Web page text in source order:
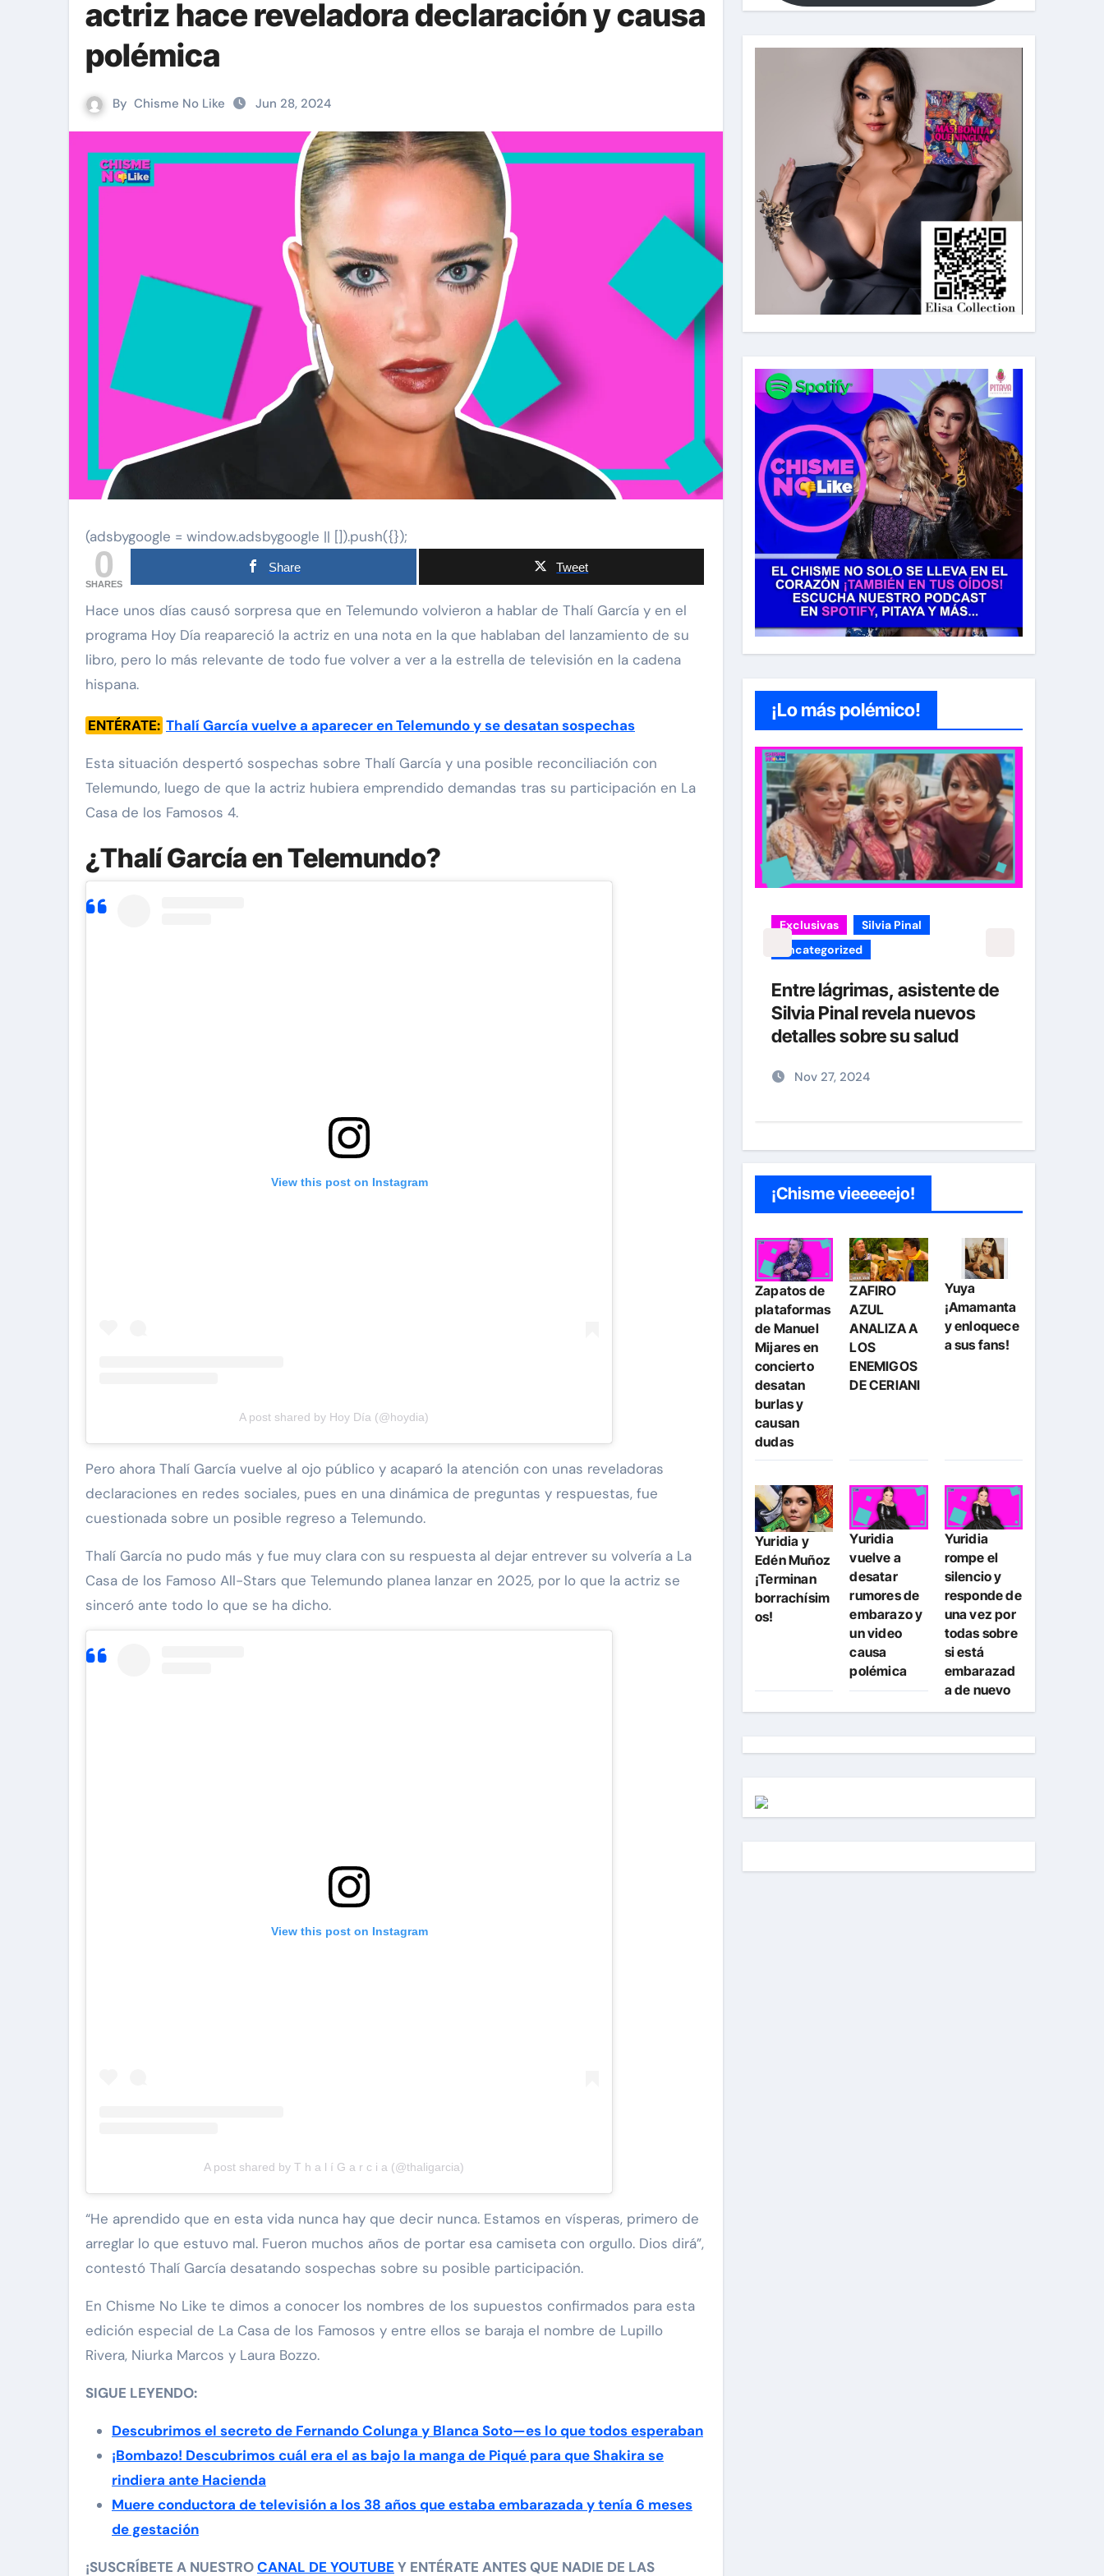
actriz hace reveladora declaración y causa
polémica
By Chisme No Like Jun 28, 2024
(adsbygoogle = window.adsbygoogle || []).push({});
0
SHARES
Share Tweet
Hace unos días causó sorpresa que en Telemundo volvieron a hablar de Thalí García y en el
programa Hoy Día reapareció la actriz en una nota en la que hablaban del lanzamiento de su
libro, pero lo más relevante de todo fue volver a ver a la estrella de televisión en la cadena
hispana.
ENTÉRATE: Thalí García vuelve a aparecer en Telemundo y se desatan sospechas
Esta situación despertó sospechas sobre Thalí García y una posible reconciliación con
Telemundo, luego de que la actriz hubiera emprendido demandas tras su participación en La
Casa de los Famosos 4.
¿Thalí García en Telemundo?
View this post on Instagram
A post shared by Hoy Día (@hoydia)
Pero ahora Thalí García vuelve al ojo público y acaparó la atención con unas reveladoras
declaraciones en redes sociales, pues en una dinámica de preguntas y respuestas, fue
cuestionada sobre un posible regreso a Telemundo.
Thalí García no pudo más y fue muy clara con su respuesta al dejar entrever su volvería a La
Casa de los Famoso All-Stars que Telemundo planea lanzar en 2025, por lo que la actriz se
sinceró ante todo lo que se ha dicho.
View this post on Instagram
A post shared by T h a l í G a r c i a (@thaligarcia)
“He aprendido que en esta vida nunca hay que decir nunca. Estamos en vísperas, primero de
arreglar lo que estuvo mal. Fueron muchos años de portar esa camiseta con orgullo. Dios dirá”,
contestó Thalí García desatando sospechas sobre su posible participación.
En Chisme No Like te dimos a conocer los nombres de los supuestos confirmados para esta
edición especial de La Casa de los Famosos y entre ellos se baraja el nombre de Lupillo
Rivera, Niurka Marcos y Laura Bozzo.
SIGUE LEYENDO:
Descubrimos el secreto de Fernando Colunga y Blanca Soto—es lo que todos esperaban
¡Bombazo! Descubrimos cuál era el as bajo la manga de Piqué para que Shakira se
rindiera ante Hacienda
Muere conductora de televisión a los 38 años que estaba embarazada y tenía 6 meses
de gestación
¡SUSCRÍBETE A NUESTROCANAL DE YOUTUBE Y ENTÉRATE ANTES QUE NADIE DE LAS
¡Lo más polémico!
Exclusivas
Silvia Pinal
Uncategorized
Entre lágrimas, asistente de
Silvia Pinal revela nuevos
detalles sobre su salud
Nov 27, 2024
¡Chisme vieeeeejo!
Zapatos de
plataformas
de Manuel
Mijares en
concierto
desatan
burlas y
causan
dudas
ZAFIRO
AZUL
ANALIZA A
LOS
ENEMIGOS
DE CERIANI
Yuya
¡Amamanta
y enloquece
a sus fans!
Yuridia y
Edén Muñoz
¡Terminan
borrachísim
os!
Yuridia
vuelve a
desatar
rumores de
embarazo y
un video
causa
polémica
Yuridia
rompe el
silencio y
responde de
una vez por
todas sobre
si está
embarazad
a de nuevo